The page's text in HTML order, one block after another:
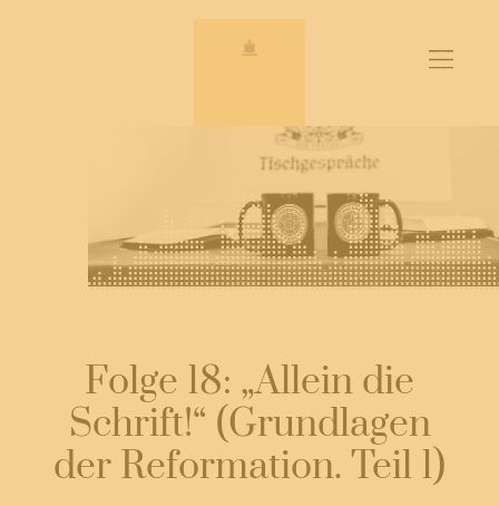
Folge 18: „Allein die
Schrift!“ (Grundlagen
der Reformation. Teil 1)